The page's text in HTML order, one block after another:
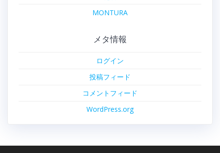
MONTURA
メタ情報
ログイン
投稿フィード
コメントフィード
WordPress.org